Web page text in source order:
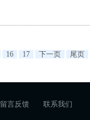
16 17 下一页 尾页
留言反馈 联系我们